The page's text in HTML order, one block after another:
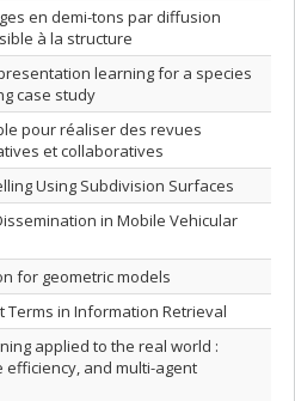
en demi-tons par diffusion
à la structure
learning for a species
case study
pour réaliser des revues
et collaboratives
Using Subdivision Surfaces
in Mobile Vehicular
for geometric models
Terms in Information Retrieval
applied to the real world :
efficiency, and multi-agent